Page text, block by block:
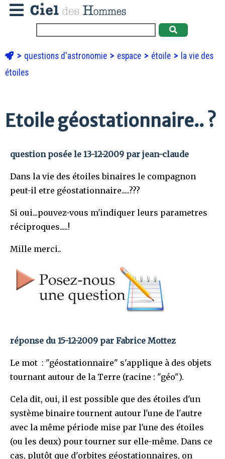
questions d'astronomie espace étoile
la vie des
étoiles
Etoile géostationnaire.. ?
question posée le 13-12-2009 par jean-claude
Dans la vie des étoiles binaires le compagnon
peut-il etre géostationnaire.....???
Si oui...pouvez-vous m'indiquer leurs parametres
réciproques.....!
Mille merci..
réponse du 15-12-2009 par Fabrice Mottez
Le mot : "géostationnaire" s'applique à des objets
tournant autour de la Terre (racine : "géo").
Cela dit, oui, il est possible que des étoiles d'un
système binaire tournent autour l'une de l'autre
avec la même période mise par l'une des étoiles
(ou les deux) pour tourner sur elle-même. Dans ce
cas, plutôt que d'orbites géostationnaires, on